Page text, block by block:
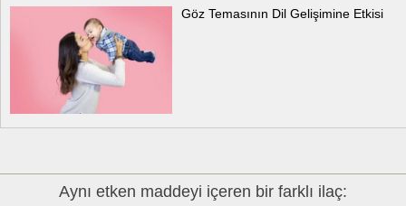
Göz Temasının Dil Gelişimine Etkisi
Aynı etken maddeyi içeren bir farklı ilaç: